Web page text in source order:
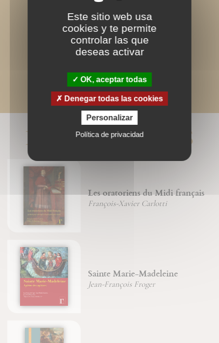
LIVRES ASSOCIÉS
Les oratoriens du Midi français
François-Xavier Carlotti
Sainte Marie-Madeleine
Jean-François Froger
Este sitio web usa
cookies y te permite
controlar las que
deseas activar
OK, aceptar todas
Denegar todas las cookies
Personalizar
Política de privacidad